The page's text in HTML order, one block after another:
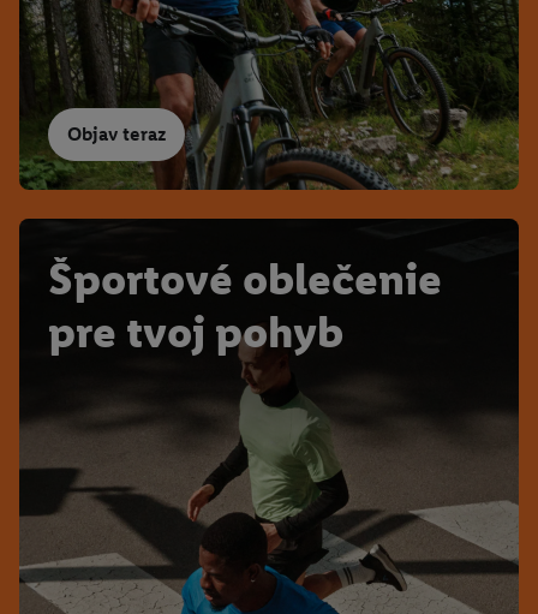
Objav teraz
Športové oblečenie
pre tvoj pohyb